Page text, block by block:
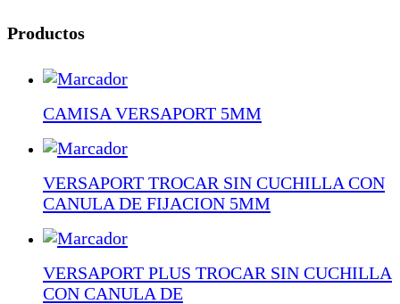
Productos
CAMISA VERSAPORT 5MM
VERSAPORT TROCAR SIN CUCHILLA CON
CANULA DE FIJACION 5MM
VERSAPORT PLUS TROCAR SIN CUCHILLA
CON CANULA DE